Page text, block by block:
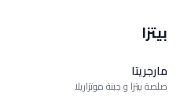
بيتزا
مارجريتا
صلصة بيتزا و جبنة موتزاريلا